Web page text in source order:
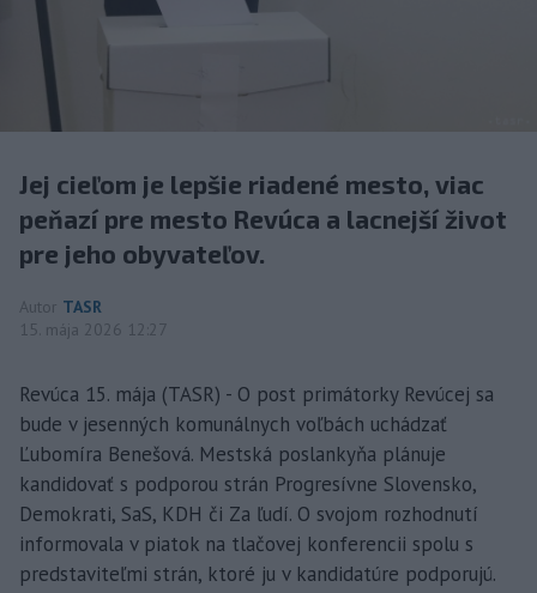
Jej cieľom je lepšie riadené mesto, viac
peňazí pre mesto Revúca a lacnejší život
pre jeho obyvateľov.
Autor TASR
15. mája 2026 12:27
Revúca 15. mája (TASR) - O post primátorky Revúcej sa
bude v jesenných komunálnych voľbách uchádzať
Ľubomíra Benešová. Mestská poslankyňa plánuje
kandidovať s podporou strán Progresívne Slovensko,
Demokrati, SaS, KDH či Za ľudí. O svojom rozhodnutí
informovala v piatok na tlačovej konferencii spolu s
predstaviteľmi strán, ktoré ju v kandidatúre podporujú.